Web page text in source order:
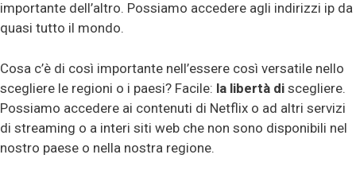
importante dell’altro. Possiamo accedere agli indirizzi ip da
quasi tutto il mondo.
Cosa c’è di così importante nell’essere così versatile nello
scegliere le regioni o i paesi? Facile: la libertà di scegliere.
Possiamo accedere ai contenuti di Netflix o ad altri servizi
di streaming o a interi siti web che non sono disponibili nel
nostro paese o nella nostra regione.